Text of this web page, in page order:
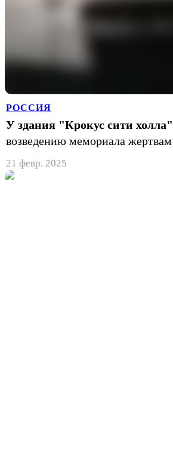
РОССИЯ
У здания "Крокус сити
возведению мемориала жертвам
21 февр. 2025